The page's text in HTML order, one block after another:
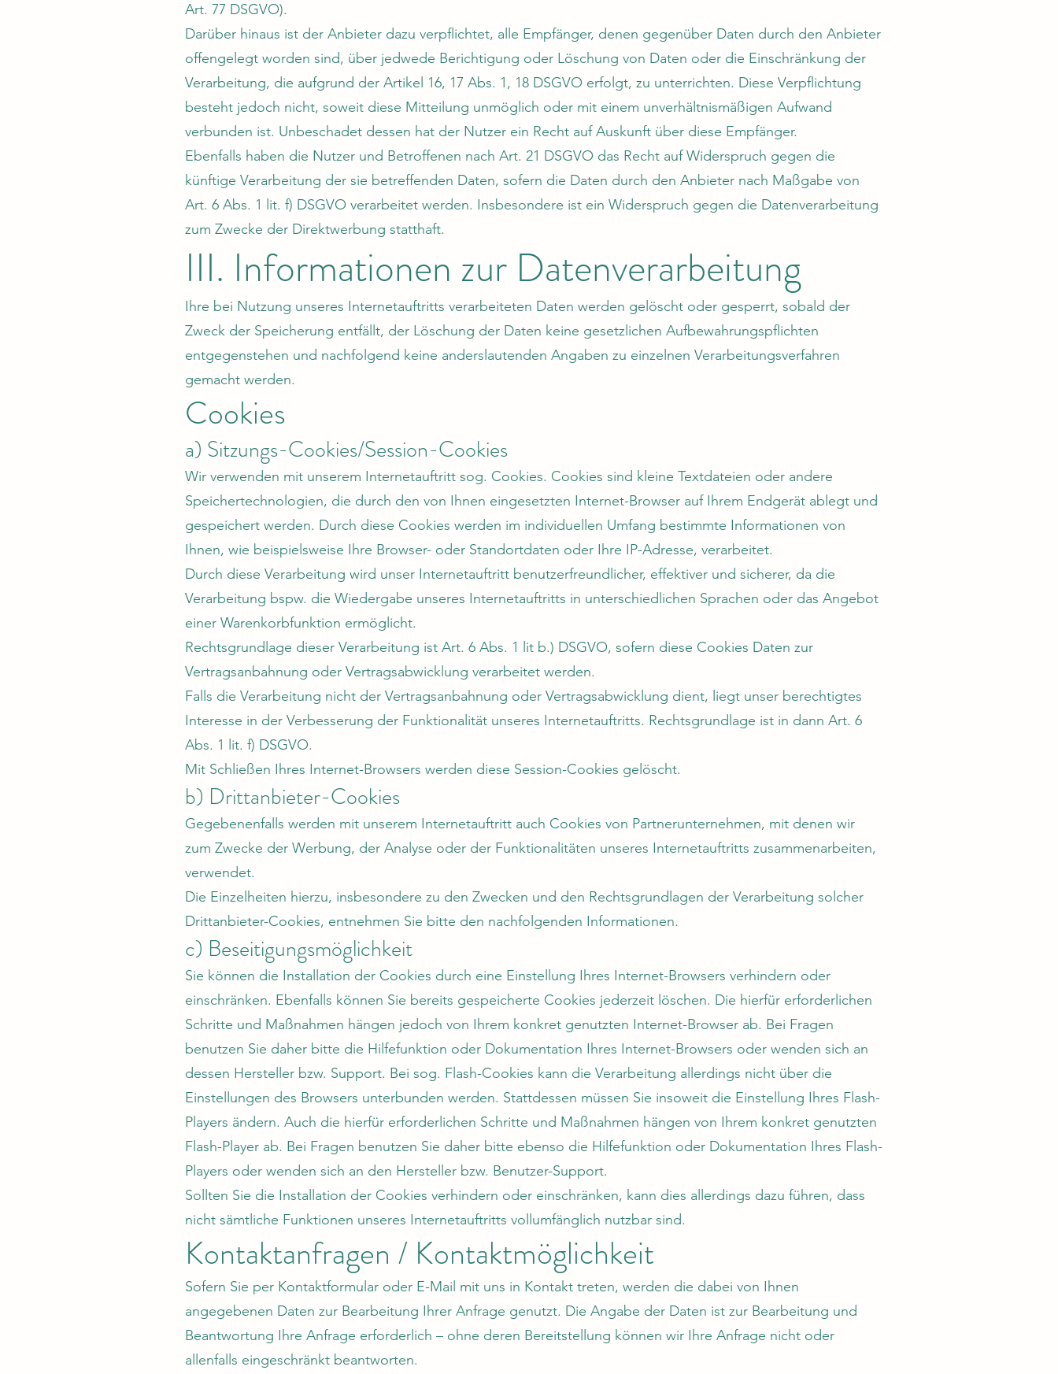
Art. 77 DSGVO).
Darüber hinaus ist der Anbieter dazu verpflichtet, alle Empfänger, denen gegenüber Daten durch den Anbieter
offengelegt worden sind, über jedwede Berichtigung oder Löschung von Daten oder die Einschränkung der
Verarbeitung, die aufgrund der Artikel 16, 17 Abs. 1, 18 DSGVO erfolgt, zu unterrichten. Diese Verpflichtung
besteht jedoch nicht, soweit diese Mitteilung unmöglich oder mit einem unverhältnismäßigen Aufwand
verbunden ist. Unbeschadet dessen hat der Nutzer ein Recht auf Auskunft über diese Empfänger.
Ebenfalls haben die Nutzer und Betroffenen nach Art. 21 DSGVO das Recht auf Widerspruch gegen die
künftige Verarbeitung der sie betreffenden Daten, sofern die Daten durch den Anbieter nach Maßgabe von
Art. 6 Abs. 1 lit. f) DSGVO verarbeitet werden. Insbesondere ist ein Widerspruch gegen die Datenverarbeitung
zum Zwecke der Direktwerbung statthaft.
III. Informationen zur Datenverarbeitung
Ihre bei Nutzung unseres Internetauftritts verarbeiteten Daten werden gelöscht oder gesperrt, sobald der
Zweck der Speicherung entfällt, der Löschung der Daten keine gesetzlichen Aufbewahrungspflichten
entgegenstehen und nachfolgend keine anderslautenden Angaben zu einzelnen Verarbeitungsverfahren
gemacht werden.
Cookies
a) Sitzungs-Cookies/Session-Cookies
Wir verwenden mit unserem Internetauftritt sog. Cookies. Cookies sind kleine Textdateien oder andere
Speichertechnologien, die durch den von Ihnen eingesetzten Internet-Browser auf Ihrem Endgerät ablegt und
gespeichert werden. Durch diese Cookies werden im individuellen Umfang bestimmte Informationen von
Ihnen, wie beispielsweise Ihre Browser- oder Standortdaten oder Ihre IP-Adresse, verarbeitet.
Durch diese Verarbeitung wird unser Internetauftritt benutzerfreundlicher, effektiver und sicherer, da die
Verarbeitung bspw. die Wiedergabe unseres Internetauftritts in unterschiedlichen Sprachen oder das Angebot
einer Warenkorbfunktion ermöglicht.
Rechtsgrundlage dieser Verarbeitung ist Art. 6 Abs. 1 lit b.) DSGVO, sofern diese Cookies Daten zur
Vertragsanbahnung oder Vertragsabwicklung verarbeitet werden.
Falls die Verarbeitung nicht der Vertragsanbahnung oder Vertragsabwicklung dient, liegt unser berechtigtes
Interesse in der Verbesserung der Funktionalität unseres Internetauftritts. Rechtsgrundlage ist in dann Art. 6
Abs. 1 lit. f) DSGVO.
Mit Schließen Ihres Internet-Browsers werden diese Session-Cookies gelöscht.
b) Drittanbieter-Cookies
Gegebenenfalls werden mit unserem Internetauftritt auch Cookies von Partnerunternehmen, mit denen wir
zum Zwecke der Werbung, der Analyse oder der Funktionalitäten unseres Internetauftritts zusammenarbeiten,
verwendet.
Die Einzelheiten hierzu, insbesondere zu den Zwecken und den Rechtsgrundlagen der Verarbeitung solcher
Drittanbieter-Cookies, entnehmen Sie bitte den nachfolgenden Informationen.
c) Beseitigungsmöglichkeit
Sie können die Installation der Cookies durch eine Einstellung Ihres Internet-Browsers verhindern oder
einschränken. Ebenfalls können Sie bereits gespeicherte Cookies jederzeit löschen. Die hierfür erforderlichen
Schritte und Maßnahmen hängen jedoch von Ihrem konkret genutzten Internet-Browser ab. Bei Fragen
benutzen Sie daher bitte die Hilfefunktion oder Dokumentation Ihres Internet-Browsers oder wenden sich an
dessen Hersteller bzw. Support. Bei sog. Flash-Cookies kann die Verarbeitung allerdings nicht über die
Einstellungen des Browsers unterbunden werden. Stattdessen müssen Sie insoweit die Einstellung Ihres Flash-
Players ändern. Auch die hierfür erforderlichen Schritte und Maßnahmen hängen von Ihrem konkret genutzten
Flash-Player ab. Bei Fragen benutzen Sie daher bitte ebenso die Hilfefunktion oder Dokumentation Ihres Flash-
Players oder wenden sich an den Hersteller bzw. Benutzer-Support.
Sollten Sie die Installation der Cookies verhindern oder einschränken, kann dies allerdings dazu führen, dass
nicht sämtliche Funktionen unseres Internetauftritts vollumfänglich nutzbar sind.
Kontaktanfragen / Kontaktmöglichkeit
Sofern Sie per Kontaktformular oder E-Mail mit uns in Kontakt treten, werden die dabei von Ihnen
angegebenen Daten zur Bearbeitung Ihrer Anfrage genutzt. Die Angabe der Daten ist zur Bearbeitung und
Beantwortung Ihre Anfrage erforderlich – ohne deren Bereitstellung können wir Ihre Anfrage nicht oder
allenfalls eingeschränkt beantworten.